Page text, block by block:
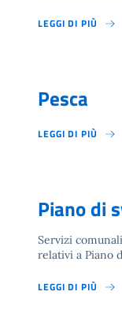
LEGGI DI PIÙ
Pesca
LEGGI DI PIÙ
Piano di
Servizi
relativi a Piano
LEGGI DI PIÙ